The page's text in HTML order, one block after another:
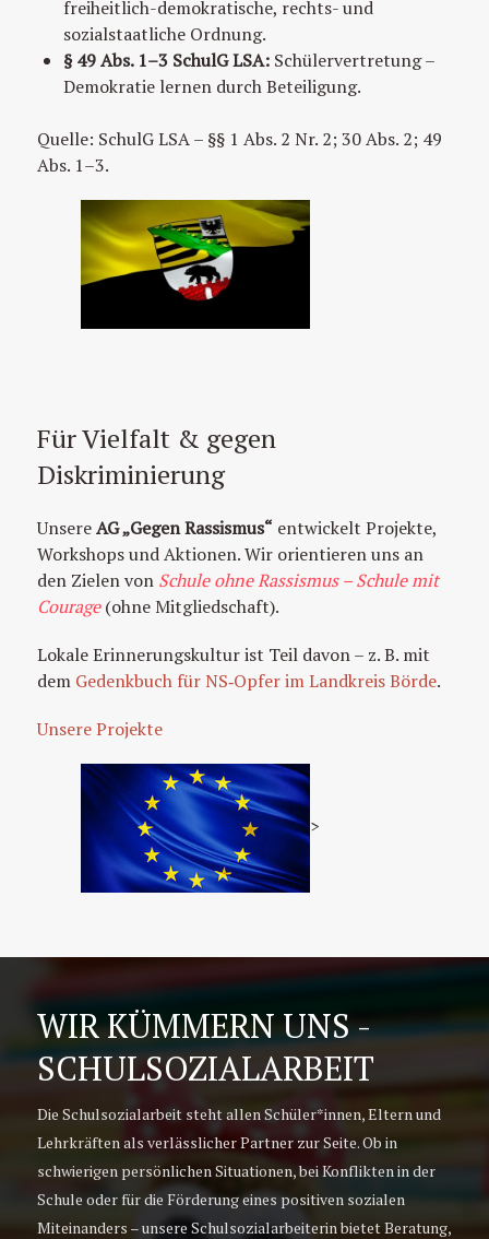
freiheitlich-demokratische, rechts- und
sozialstaatliche Ordnung.
§ 49 Abs. 1–3 SchulG LSA: Schülervertretung –
Demokratie lernen durch Beteiligung.
Quelle: SchulG LSA – §§ 1 Abs. 2 Nr. 2; 30 Abs. 2; 49
Abs. 1–3.
Für Vielfalt & gegen
Diskriminierung
UnsereAG „Gegen Rassismus“ entwickelt Projekte,
Workshops und Aktionen. Wir orientieren uns an
den Zielen von Schule ohne Rassismus – Schule mit
Courage(ohne Mitgliedschaft).
Lokale Erinnerungskultur ist Teil davon – z. B. mit
dem Gedenkbuch für NS‑Opfer im Landkreis Börde.
Unsere Projekte
>
WIR KÜMMERN UNS -
SCHULSOZIALARBEIT
Die Schulsozialarbeit steht allen Schüler*innen, Eltern und
Lehrkräften als verlässlicher Partner zur Seite. Ob in
schwierigen persönlichen Situationen, bei Konflikten in der
Schule oder für die Förderung eines positiven sozialen
Miteinanders – unsere Schulsozialarbeiterin bietet Beratung,